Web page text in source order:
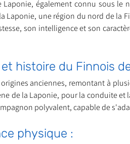
Procédure Animations
Bilan AG Annuelle
Ils ont trouvé une famille
Laponie, également connu sous
Laponie, une région du nord de la
son intelligence et son
histoire du Finnois
origines anciennes, remontant à
de la Laponie, pour la conduite
polyvalent, capable de
physique :